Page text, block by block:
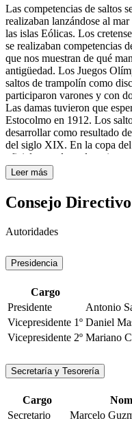
Mermaids" ("Las Sirenas
Chicago, el cual el
sincronizada". Ésta fue la
Curtis todavía usaba el
rítmica) en su libro
Synchronized Swimming
Burgess Publishing Co.,
Unidos de América donde
trascendencia con las
Hollywood y nadadora. A
este deporte, por haberlo
40 y 50 del siglo XX,
Juegos Olímpicos de Los
Las competencias de saltos
realizaban lanzándose al
las islas Eólicas. Los
se realizaban competencias
que nos muestran de qué
antigüedad. Los Juegos
saltos de trampolín como
participaron varones y con
Las damas tuvieron que
Estocolmo en 1912. Los
desarrollar como resultado
del siglo XIX. En la copa
oficialmente los saltos
estrenaron como disciplina
Leer más
Consejo Directivo
Autoridades
Presidencia
Cargo
Presidente
Antonio
Vicepresidente 1º Daniel
Vicepresidente 2º Mariano
Secretaría y Tesorería
Cargo
Secretario
Marcelo